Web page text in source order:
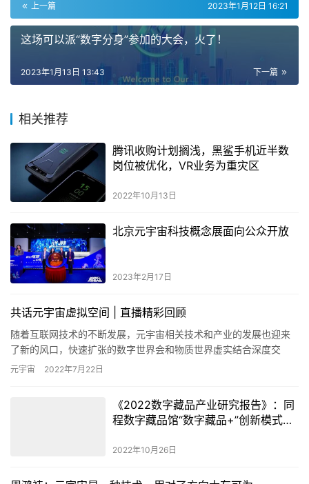
上一篇 2023年1月12日 16:21
这场可以派“数字分身”参加的大会，火了！
下一篇
2023年1月13日 13:43
相关推荐
腾讯收购计划搁浅，黑鲨手机近半数
岗位被优化，VR业务为重灾区
2022年10月13日
北京元宇宙科技概念展面向公众开放
2023年2月17日
共话元宇宙虚拟空间 | 直播精彩回顾
随着互联网技术的不断发展，元宇宙相关技术和产业的发展也迎来
了新的风口，快速扩张的数字世界会和物质世界虚实结合深度交
织，元宇宙风口下有哪些发展契机？资本方是如何看待元宇宙赛道
元宇宙 2022年7月22日
《2022数字藏品产业研究报告》：同
程数字藏品馆“数字藏品+”创新模式，
2022年10月26日